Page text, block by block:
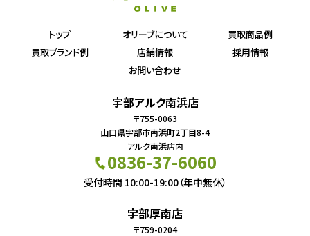
トップ オリーブについて
買取商品例
買取ブランド例
店舗情報
採用情報
お問い合わせ
宇部アルク南浜店
〒755-0063
山口県宇部市南浜町2丁目8-4
アルク南浜店内
0836-37-6060
受付時間 10:00-19:00（年中無休）
宇部厚南店
〒759-0204